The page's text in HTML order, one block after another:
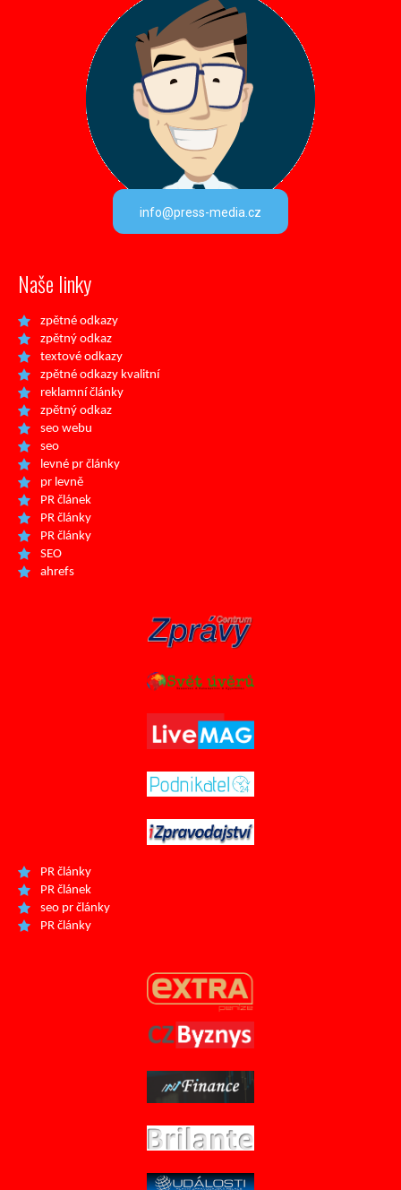
info@press-media.cz
Naše linky
zpětné odkazy
zpětný odkaz
textové odkazy
zpětné odkazy kvalitní
reklamní články
zpětný odkaz
seo webu
seo
levné pr články
pr levně
PR článek
PR články
PR články
SEO
ahrefs
PR články
PR článek
seo pr články
PR články